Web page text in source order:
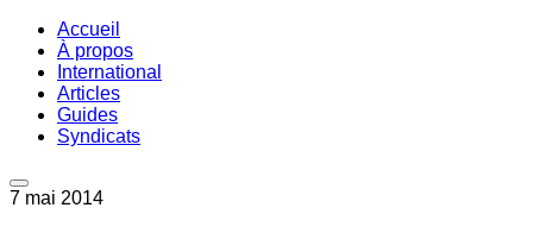
Accueil
À propos
International
Articles
Guides
Syndicats
7 mai 2014